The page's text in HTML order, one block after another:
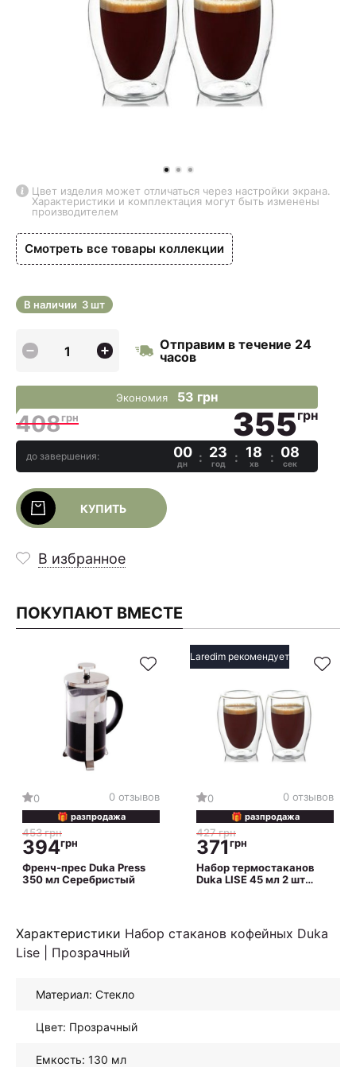
Цвет изделия может отличаться через настройки экрана.
Характеристики и комплектация могут быть изменены
производителем
Смотреть все товары коллекции
В наличии 3 шт
Отправим в течение 24
часов
Экономия 53 грн
408грн 355грн
до завершения: 00
дн
23
год
18
хв
07
сек
КУПИТЬ
В избранное
ПОКУПАЮТ ВМЕСТЕ
0 0 отзывов
🎁 разпродажа
453 грн
394грн
Френч-прес Duka Press
350 мл Серебристый
Laredim рекомендует
0 0 отзывов
🎁 разпродажа
427 грн
371грн
Набор термостаканов
Duka LISE 45 мл 2 шт
Характеристики Набор стаканов кофейных Duka
Lise | Прозрачный
Материал: Стекло
Цвет: Прозрачный
Емкость: 130 мл